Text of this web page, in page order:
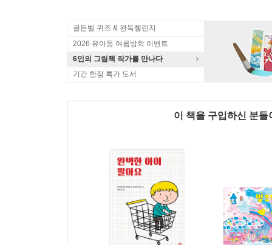
골든벨 퀴즈 & 완독챌린지
2026 유아동 여름방학 이벤트
6인의 그림책 작가를 만나다
기간 한정 특가 도서
이 책을 구입하신 분